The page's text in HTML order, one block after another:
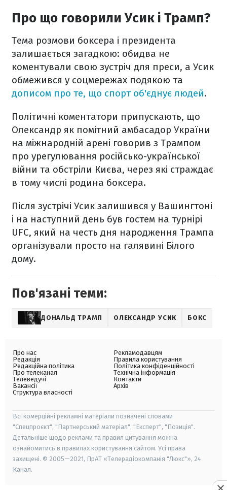
Про що говорили Усик і Трамп?
Тема розмови боксера і президента
залишається загадкою: обидва не
коментували свою зустріч для преси, а Усик
обмежився у соцмережах подякою та
дописом про те, що спорт об'єднує людей.
Політичні коментатори припускають, що
Олександр як помітний амбасадор України
на міжнародній арені говорив з Трампом
про урегулювання російсько-української
війни та обстріли Києва, через які страждає
в тому числі родина боксера.
Після зустрічі Усик залишився у Вашингтоні
і на наступний день був гостем на турнірі
UFC, який на честь дня народження Трампа
організували просто на галявині Білого
дому.
Пов'язані теми:
ДОНАЛЬД ТРАМП ОЛЕКСАНДР УСИК БОКС
Про нас
Редакція
Редакційна політика
Про телеканал
Телеведучі
Вакансії
Структура власності
Рекламодавцям
Правила користування
Політика конфіденційності
Технічна інформація
Контакти
Архів
Всі комерційні рекламні матеріали позначені словами
"Спецпроєкт", "Партнерський матеріал", "Експерт", "Позиція".
Детальніше щодо реклами та правил цитування можна
ознайомитись в правилах користування сайтом. Усі права
захищені. © 2005—2021, ПрАТ «Телерадіокомпанія "Люкс"», 24
Канал.